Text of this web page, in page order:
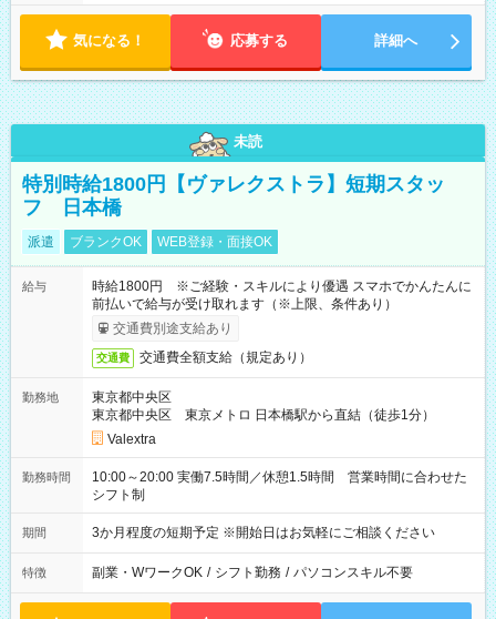
気になる！ 応募する 詳細へ
未読
特別時給1800円【ヴァレクストラ】短期スタッ
フ 日本橋
派遣 ブランクOK WEB登録・面接OK
給与
時給1800円 ※ご経験・スキルにより優遇 スマホでかんたんに
前払いで給与が受け取れます（※上限、条件あり）
交通費別途支給あり
交通費 交通費全額支給（規定あり）
勤務地
東京都中央区
東京都中央区 東京メトロ 日本橋駅から直結（徒歩1分）
Valextra
勤務時間
10:00～20:00 実働7.5時間／休憩1.5時間 営業時間に合わせた
シフト制
期間 3か月程度の短期予定 ※開始日はお気軽にご相談ください
特徴 副業・WワークOK / シフト勤務 / パソコンスキル不要